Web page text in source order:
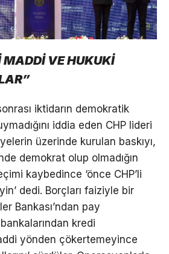
MADDİ VE HUKUKİ
iktidarın demokratik
iddia eden CHP lideri
üzerinde kurulan baskıyı,
demokrat olup olmadığın
kaybedince ‘önce CHP’li
dedi. Borçları faiziyle bir
Bankası’ndan pay
kredi
yönden çökertemeyince